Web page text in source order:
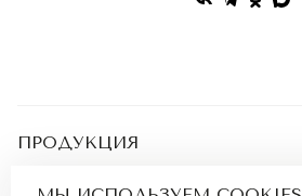
ПРОДУКЦИЯ
ПОКУПАТЕЛЯМ